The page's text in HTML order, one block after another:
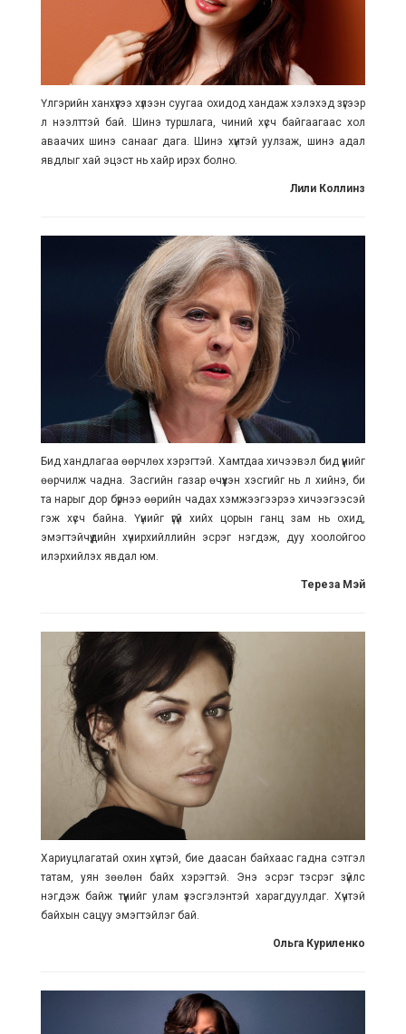
Үлгэрийн ханхүүгээ хүлээн суугаа охидод хандаж хэлэхэд зүгээр
л нээлттэй бай. Шинэ туршлага, чиний хүсч байгаагаас хол
аваачих шинэ санааг дага. Шинэ хүнтэй уулзаж, шинэ адал
явдлыг хай эцэст нь хайр ирэх болно.
Лили Коллинз
Бид хандлагаа өөрчлөх хэрэгтэй. Хамтдаа хичээвэл бид үүнийг
өөрчилж чадна. Засгийн газар өчүүхэн хэсгийг нь л хийнэ, би
та нарыг дор бүрнээ өөрийн чадах хэмжээгээрээ хичээгээсэй
гэж хүсч байна. Үүнийг үгүй хийх цорын ганц зам нь охид,
эмэгтэйчүүдийн хүчирхийллийн эсрэг нэгдэж, дуу хоолойгоо
илэрхийлэх явдал юм.
Тереза Мэй
Хариуцлагатай охин хүчтэй, бие даасан байхаас гадна сэтгэл
татам, уян зөөлөн байх хэрэгтэй. Энэ эсрэг тэсрэг зүйлс
нэгдэж байж түүнийг улам үзэсгэлэнтэй харагдуулдаг. Хүчтэй
байхын сацуу эмэгтэйлэг бай.
Ольга Куриленко